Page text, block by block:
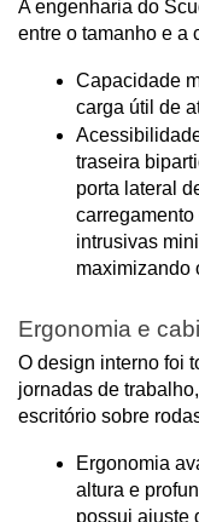
A engenharia do
entre o tamanho e a
Capacidade
carga útil de
traseira
porta lateral
intrusivas
maximizando
Ergonomia e
O design interno foi
jornadas de
escritório sobre
Ergonomia
altura e
possui ajuste